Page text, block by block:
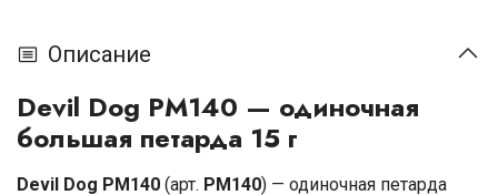
Описание
Devil Dog PM140 — одиночная
большая петарда 15 г
Devil Dog PM140 (арт. PM140) — одиночная петарда